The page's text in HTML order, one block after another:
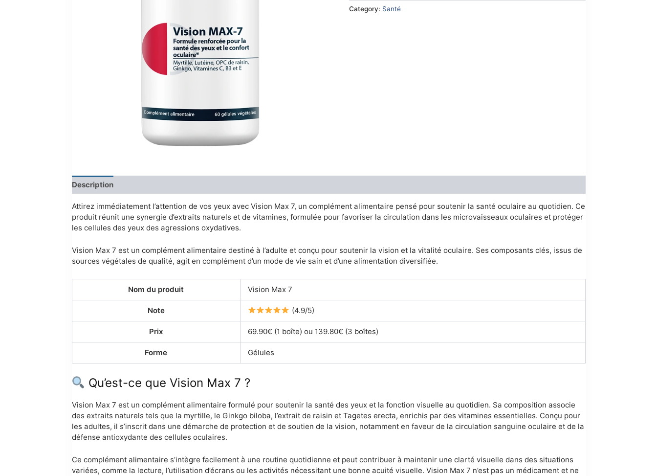
Category: Santé
Description
Attirez immédiatement l’attention de vos yeux avec Vision Max 7, un complément alimentaire pensé pour soutenir la santé oculaire au quotidien. Ce
produit réunit une synergie d’extraits naturels et de vitamines, formulée pour favoriser la circulation dans les microvaisseaux oculaires et protéger
les cellules des yeux des agressions oxydatives.
Vision Max 7 est un complément alimentaire destiné à l’adulte et conçu pour soutenir la vision et la vitalité oculaire. Ses composants clés, issus de
sources végétales de qualité, agit en complément d’un mode de vie sain et d’une alimentation diversifiée.
Nom du produit Vision Max 7
Note (4.9/5)
Prix 69.90€ (1 boîte) ou 139.80€ (3 boîtes)
Forme Gélules
Qu’est-ce que Vision Max 7 ?
Vision Max 7 est un complément alimentaire formulé pour soutenir la santé des yeux et la fonction visuelle au quotidien. Sa composition associe
des extraits naturels tels que la myrtille, le Ginkgo biloba, l’extrait de raisin et Tagetes erecta, enrichis par des vitamines essentielles. Conçu pour
les adultes, il s’inscrit dans une démarche de protection et de soutien de la vision, notamment en faveur de la circulation sanguine oculaire et de la
défense antioxydante des cellules oculaires.
Ce complément alimentaire s’intègre facilement à une routine quotidienne et peut contribuer à maintenir une clarté visuelle dans des situations
variées, comme la lecture, l’utilisation d’écrans ou les activités nécessitant une bonne acuité visuelle. Vision Max 7 n’est pas un médicament et ne